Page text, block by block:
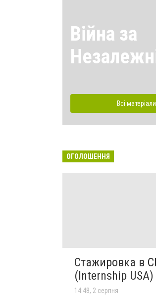
Війна за
Всі
ОГОЛОШЕННЯ
Стажировка в
(Internship USA)
14:48, 2 серпня